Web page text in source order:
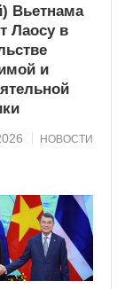
Вьетнама
Лаосу в
и
НОВОСТИ